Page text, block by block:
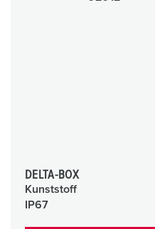
DELTA-BOX
Kunststoff
IP67